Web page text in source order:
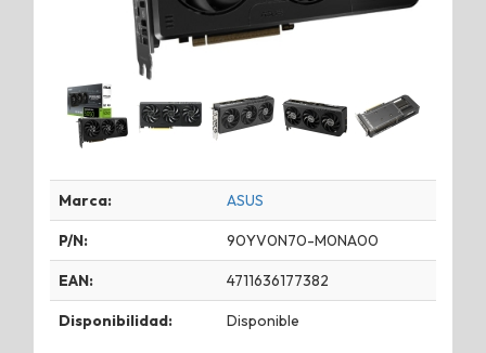
Marca: ASUS
P/N: 90YV0N70-M0NA00
EAN: 4711636177382
Disponibilidad: Disponible